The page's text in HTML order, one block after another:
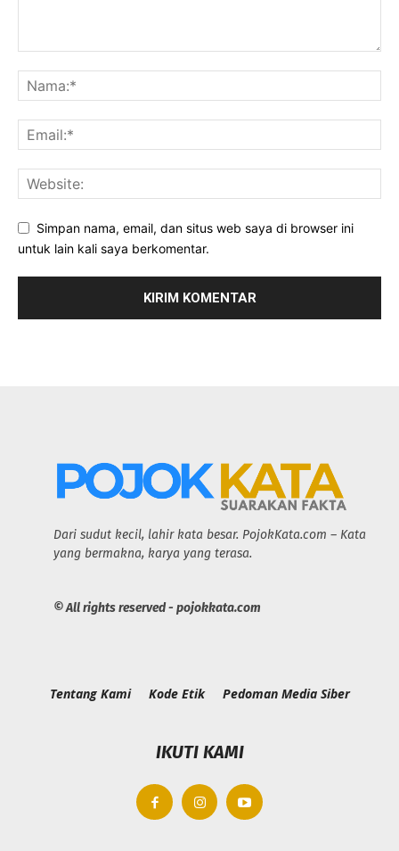
Simpan nama, email, dan situs web saya di browser ini
untuk lain kali saya berkomentar.
Dari sudut kecil, lahir kata besar. PojokKata.com – Kata
yang bermakna, karya yang terasa.
© All rights reserved - pojokkata.com
Tentang Kami Kode Etik Pedoman Media Siber
IKUTI KAMI